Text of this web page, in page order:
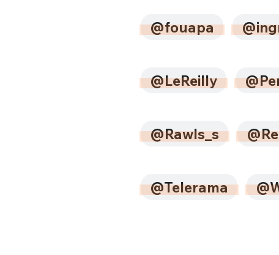
@fouapa
@LeReilly
@Rawls_s
@Telerama